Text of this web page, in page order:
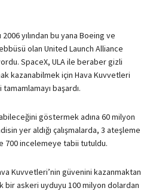
yılından bu yana Boeing ve
olan United Launch Alliance
SpaceX, ULA ile beraber gizli
kazanabilmek için Hava Kuvvetleri
başardı.
göstermek adına 60 milyon
yer aldığı çalışmalarda, 3 ateşleme
700 incelemeye tabii tutuldu.
Kuvvetleri’nin güvenini kazanmaktan
bir askeri uyduyu 100 milyon dolardan